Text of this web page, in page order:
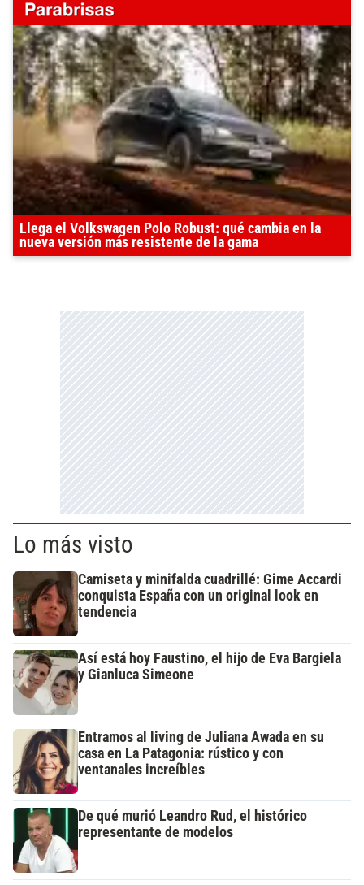
Llega el Volkswagen Polo Robust: qué cambia en la
nueva versión más resistente de la gama
Lo más visto
Camiseta y minifalda cuadrillé: Gime Accardi
conquista España con un original look en
tendencia
Así está hoy Faustino, el hijo de Eva Bargiela
y Gianluca Simeone
Entramos al living de Juliana Awada en su
casa en La Patagonia: rústico y con
ventanales increíbles
De qué murió Leandro Rud, el histórico
representante de modelos